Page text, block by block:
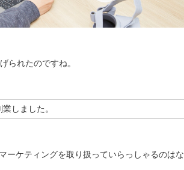
られたのですね。
しました。
ーケティングを取り扱っていらっしゃるのはな